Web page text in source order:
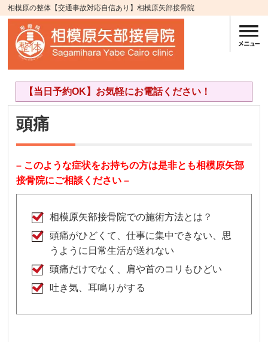
相模原の整体【交通事故対応自信あり】相模原矢部接骨院
【当日予約OK】お気軽にお電話ください！
頭痛
– このような症状をお持ちの方は是非とも相模原矢部
接骨院にご相談ください –
相模原矢部接骨院での施術方法とは？
頭痛がひどくて、仕事に集中できない、思
うように日常生活が送れない
頭痛だけでなく、肩や首のコリもひどい
吐き気、耳鳴りがする